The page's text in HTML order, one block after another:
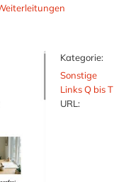
Kategorie:
Sonstige
Links Q bis T
URL: